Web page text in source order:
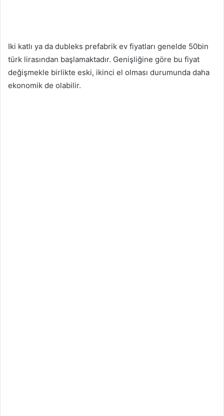
Iki katlı ya da dubleks prefabrik ev fiyatları genelde 50bin
türk lirasından başlamaktadır. Genişliğine göre bu fiyat
değişmekle birlikte eski, ikinci el olması durumunda daha
ekonomik de olabilir.